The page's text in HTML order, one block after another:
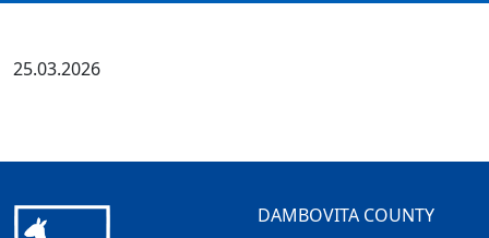
25.03.2026
DAMBOVITA COUNTY